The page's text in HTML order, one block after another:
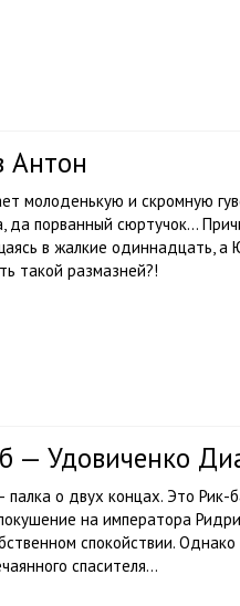
Антон
молоденькую и скромную
да порванный сюртучок…
в жалкие одиннадцать, а
такой размазней?!
— Удовиченко
палка о двух концах. Это Рик-
на императора
спокойствии.
спасителя...